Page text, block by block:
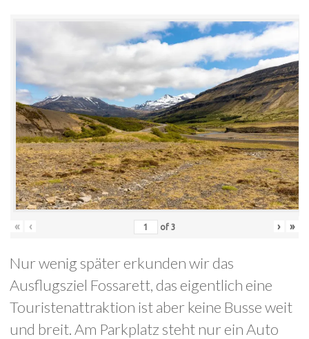
« ‹ of 3 › »
Nur wenig später erkunden wir das
Ausflugsziel Fossarett, das eigentlich eine
Touristenattraktion ist aber keine Busse weit
und breit. Am Parkplatz steht nur ein Auto